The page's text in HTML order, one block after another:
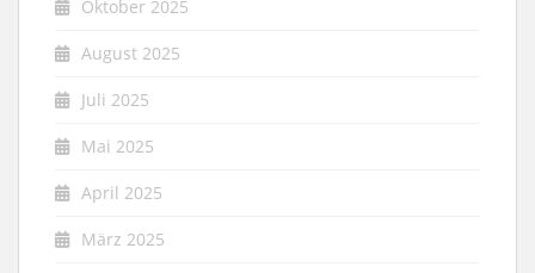
Oktober 2025
August 2025
Juli 2025
Mai 2025
April 2025
März 2025